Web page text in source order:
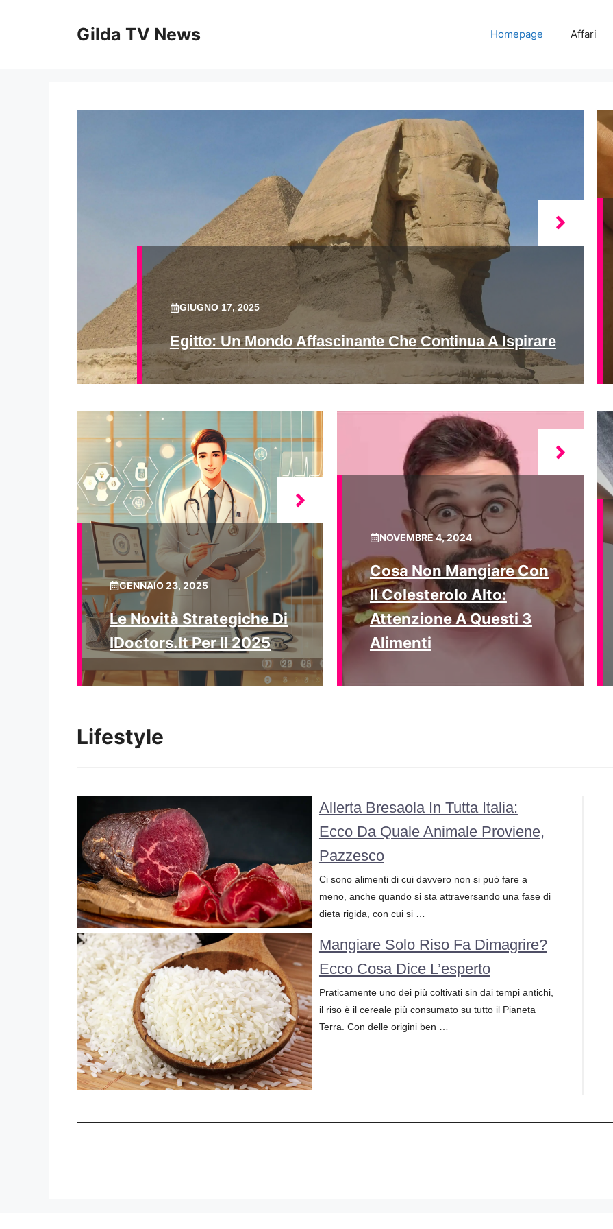
Gilda TV News Homepage Affari
GIUGNO 17, 2025
Egitto: Un Mondo Affascinante Che Continua A Ispirare
GENNAIO 23, 2025
Le Novità Strategiche Di
IDoctors.it Per Il 2025
NOVEMBRE 4, 2024
Cosa Non Mangiare Con
Il Colesterolo Alto:
Attenzione A Questi 3
Alimenti
Lifestyle
Allerta Bresaola In Tutta Italia:
Ecco Da Quale Animale Proviene,
Pazzesco
Ci sono alimenti di cui davvero non si può fare a
meno, anche quando si sta attraversando una fase di
dieta rigida, con cui si …
Mangiare Solo Riso Fa Dimagrire?
Ecco Cosa Dice L’esperto
Praticamente uno dei più coltivati sin dai tempi antichi,
il riso è il cereale più consumato su tutto il Pianeta
Terra. Con delle origini ben …